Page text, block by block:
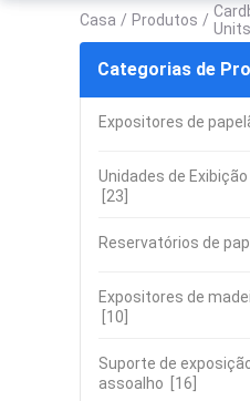
Casa / Produtos / Units
Categorias de
Expositores de
Unidades de
[23]
Reservatórios de
Expositores de
[10]
Suporte de
assoalho [16]